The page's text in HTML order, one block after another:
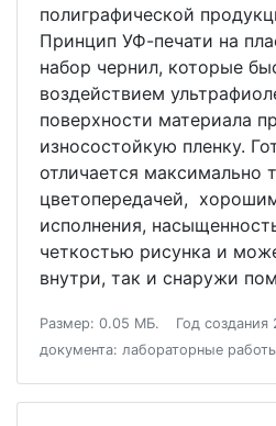
полиграфической
Принцип УФ-печати на
набор чернил, которые
воздействием
поверхности материала
износостойкую пленку.
отличается максимально
цветопередачей,
исполнения,
четкостью рисунка и
внутри, так и снаружи
Размер: 0.05 МБ. Год создания
документа: лабораторные